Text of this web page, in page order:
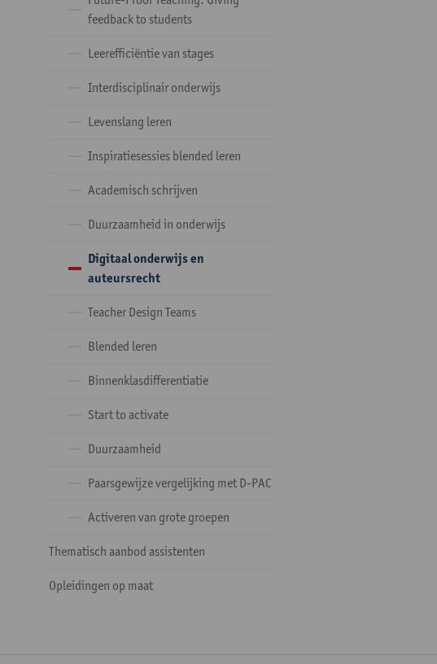
feedback to students
Leerefficiëntie van stages
Interdisciplinair onderwijs
Levenslang leren
Inspiratiesessies blended leren
Academisch schrijven
Duurzaamheid in onderwijs
Digitaal onderwijs en
auteursrecht
Teacher Design Teams
Blended leren
Binnenklasdifferentiatie
Start to activate
Duurzaamheid
Paarsgewijze vergelijking met D-PAC
Activeren van grote groepen
Thematisch aanbod assistenten
Opleidingen op maat